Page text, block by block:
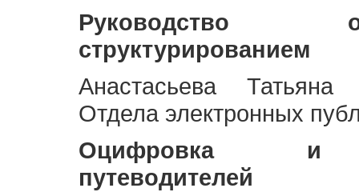
Руководство
структурированием
Анастасьева Татьяна
Отдела электронных
Оцифровка и
путеводителей